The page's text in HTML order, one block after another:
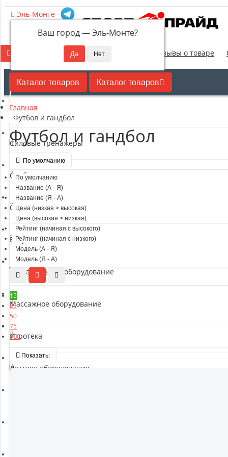
Эль-Монте
Ваш город —Эль-Монте?
Отзывы о товаре
Каталог товаров Каталог товаров
Кардиотренажеры
Силовые тренажеры
Свободные веса
Оборудование для настольного тенниса
Батуты
Баскетбольное оборудование
Массажное оборудование
Игротека
Детское оборудование
Главная
Футбол и гандбол
Футбол и гандбол
По умолчанию
По умолчанию
Название (А - Я)
Название (Я - А)
Цена (низкая > высокая)
Цена (высокая > низкая)
Рейтинг (начиная с высокого)
Рейтинг (начиная с низкого)
Модель (А - Я)
Модель (Я - А)
15
25
50
75
100
Показать: